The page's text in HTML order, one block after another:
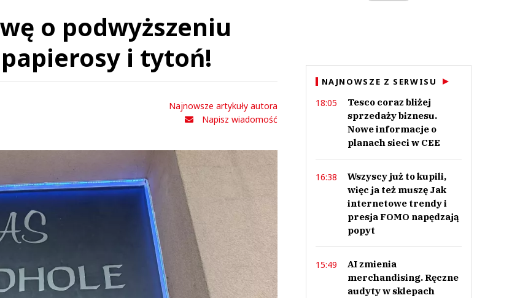
o podwyższeniu
i tytoń!
Najnowsze artykuły autora
Napisz wiadomość
NAJNOWSZE Z SERWISU
18:05
Tesco coraz bliżej
sprzedaży biznesu.
Nowe informacje o
planach sieci w CEE
16:38
Wszyscy już to kupili,
więc ja też muszę Jak
internetowe trendy i
presja FOMO napędzają
popyt
15:49
AI zmienia
merchandising. Ręczne
audyty w sklepach